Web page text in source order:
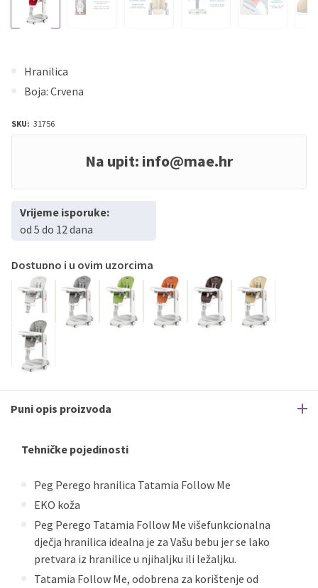
Hranilica
Boja: Crvena
SKU: 31756
Na upit: info@mae.hr
Vrijeme isporuke:
od 5 do 12 dana
Dostupno i u ovim uzorcima
Puni opis proizvoda
Tehničke pojedinosti
Peg Perego hranilica Tatamia Follow Me
EKO koža
Peg Perego Tatamia Follow Me višefunkcionalna
dječja hranilica idealna je za Vašu bebu jer se lako
pretvara iz hranilice u njihaljku ili ležaljku.
Tatamia Follow Me, odobrena za korištenje od